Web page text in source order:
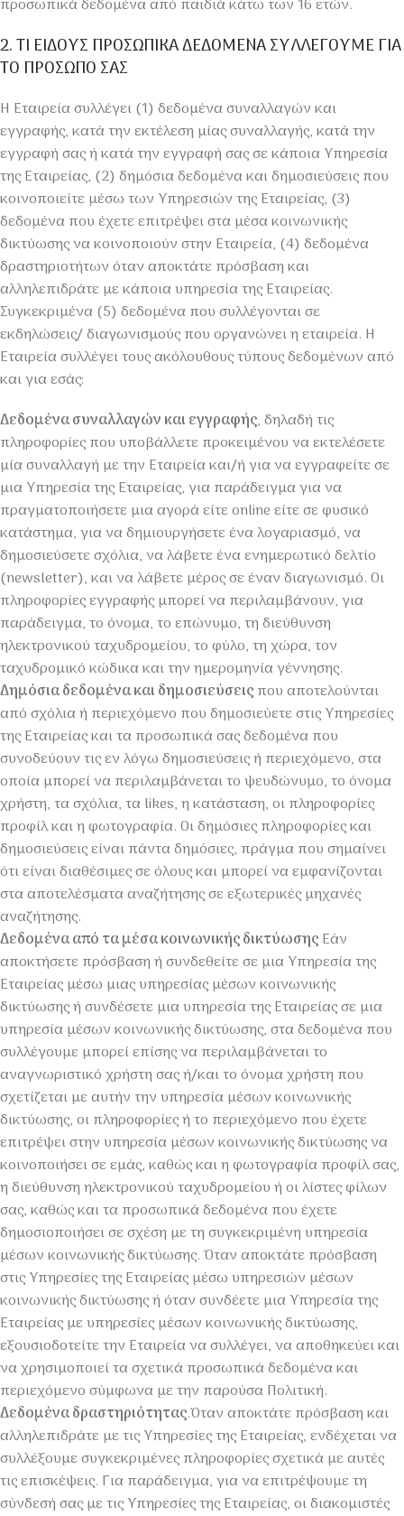
προσωπικά δεδομένα από παιδιά κάτω των 16 ετών.
2. ΤΙ ΕΙΔΟΥΣ ΠΡΟΣΩΠΙΚΑ ΔΕΔΟΜΕΝΑ ΣΥΛΛΕΓΟΥΜΕ ΓΙΑ
ΤΟ ΠΡΟΣΩΠΟ ΣΑΣ
Η Εταιρεία συλλέγει (1) δεδομένα συναλλαγών και
εγγραφής, κατά την εκτέλεση μίας συναλλαγής, κατά την
εγγραφή σας ή κατά την εγγραφή σας σε κάποια Υπηρεσία
της Εταιρείας, (2) δημόσια δεδομένα και δημοσιεύσεις που
κοινοποιείτε μέσω των Υπηρεσιών της Εταιρείας, (3)
δεδομένα που έχετε επιτρέψει στα μέσα κοινωνικής
δικτύωσης να κοινοποιούν στην Εταιρεία, (4) δεδομένα
δραστηριοτήτων όταν αποκτάτε πρόσβαση και
αλληλεπιδράτε με κάποια υπηρεσία της Εταιρείας.
Συγκεκριμένα (5) δεδομένα που συλλέγονται σε
εκδηλώσεις/ διαγωνισμούς που οργανώνει η εταιρεία. Η
Εταιρεία συλλέγει τους ακόλουθους τύπους δεδομένων από
και για εσάς:
Δεδομένα συναλλαγών και εγγραφής, δηλαδή τις
πληροφορίες που υποβάλλετε προκειμένου να εκτελέσετε
μία συναλλαγή με την Εταιρεία και/ή για να εγγραφείτε σε
μια Υπηρεσία της Εταιρείας, για παράδειγμα για να
πραγματοποιήσετε μια αγορά είτε online είτε σε φυσικό
κατάστημα, για να δημιουργήσετε ένα λογαριασμό, να
δημοσιεύσετε σχόλια, να λάβετε ένα ενημερωτικό δελτίο
(newsletter), και να λάβετε μέρος σε έναν διαγωνισμό. Οι
πληροφορίες εγγραφής μπορεί να περιλαμβάνουν, για
παράδειγμα, το όνομα, το επώνυμο, τη διεύθυνση
ηλεκτρονικού ταχυδρομείου, το φύλο, τη χώρα, τον
ταχυδρομικό κώδικα και την ημερομηνία γέννησης.
Δημόσια δεδομένα και δημοσιεύσειςπου αποτελούνται
από σχόλια ή περιεχόμενο που δημοσιεύετε στις Υπηρεσίες
της Εταιρείας και τα προσωπικά σας δεδομένα που
συνοδεύουν τις εν λόγω δημοσιεύσεις ή περιεχόμενο, στα
οποία μπορεί να περιλαμβάνεται το ψευδώνυμο, το όνομα
χρήστη, τα σχόλια, τα likes, η κατάσταση, οι πληροφορίες
προφίλ και η φωτογραφία. Οι δημόσιες πληροφορίες και
δημοσιεύσεις είναι πάντα δημόσιες, πράγμα που σημαίνει
ότι είναι διαθέσιμες σε όλους και μπορεί να εμφανίζονται
στα αποτελέσματα αναζήτησης σε εξωτερικές μηχανές
αναζήτησης.
Δεδομένα από τα μέσα κοινωνικής δικτύωσηςΕάν
αποκτήσετε πρόσβαση ή συνδεθείτε σε μια Υπηρεσία της
Εταιρείας μέσω μιας υπηρεσίας μέσων κοινωνικής
δικτύωσης ή συνδέσετε μια υπηρεσία της Εταιρείας σε μια
υπηρεσία μέσων κοινωνικής δικτύωσης, στα δεδομένα που
συλλέγουμε μπορεί επίσης να περιλαμβάνεται το
αναγνωριστικό χρήστη σας ή/και το όνομα χρήστη που
σχετίζεται με αυτήν την υπηρεσία μέσων κοινωνικής
δικτύωσης, οι πληροφορίες ή το περιεχόμενο που έχετε
επιτρέψει στην υπηρεσία μέσων κοινωνικής δικτύωσης να
κοινοποιήσει σε εμάς, καθώς και η φωτογραφία προφίλ σας,
η διεύθυνση ηλεκτρονικού ταχυδρομείου ή οι λίστες φίλων
σας, καθώς και τα προσωπικά δεδομένα που έχετε
δημοσιοποιήσει σε σχέση με τη συγκεκριμένη υπηρεσία
μέσων κοινωνικής δικτύωσης. Όταν αποκτάτε πρόσβαση
στις Υπηρεσίες της Εταιρείας μέσω υπηρεσιών μέσων
κοινωνικής δικτύωσης ή όταν συνδέετε μια Υπηρεσία της
Εταιρείας με υπηρεσίες μέσων κοινωνικής δικτύωσης,
εξουσιοδοτείτε την Εταιρεία να συλλέγει, να αποθηκεύει και
να χρησιμοποιεί τα σχετικά προσωπικά δεδομένα και
περιεχόμενο σύμφωνα με την παρούσα Πολιτική.
Δεδομένα δραστηριότητας.Όταν αποκτάτε πρόσβαση και
αλληλεπιδράτε με τις Υπηρεσίες της Εταιρείας, ενδέχεται να
συλλέξουμε συγκεκριμένες πληροφορίες σχετικά με αυτές
τις επισκέψεις. Για παράδειγμα, για να επιτρέψουμε τη
σύνδεσή σας με τις Υπηρεσίες της Εταιρείας, οι διακομιστές